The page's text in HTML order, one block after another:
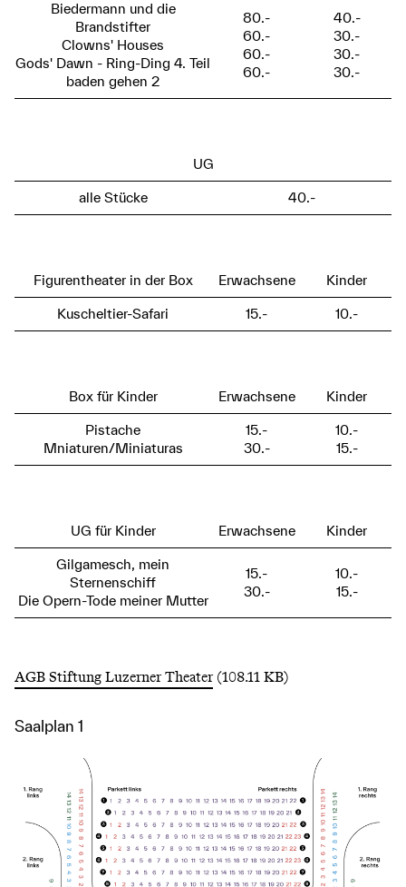
Biedermann und die
Brandstifter
Clowns' Houses
Gods' Dawn - Ring-Ding 4. Teil
baden gehen 2
80.-
60.-
60.-
60.-
40.-
30.-
30.-
30.-
UG
alle Stücke 40.-
Figurentheater in der Box Erwachsene Kinder
Kuscheltier-Safari 15.- 10.-
Box für Kinder Erwachsene Kinder
Pistache
Mniaturen/Miniaturas
15.-
30.-
10.-
15.-
UG für Kinder Erwachsene Kinder
Gilgamesch, mein
Sternenschiff
Die Opern-Tode meiner Mutter
15.-
30.-
10.-
15.-
AGB Stiftung Luzerner Theater (108.11 KB)
Saalplan 1